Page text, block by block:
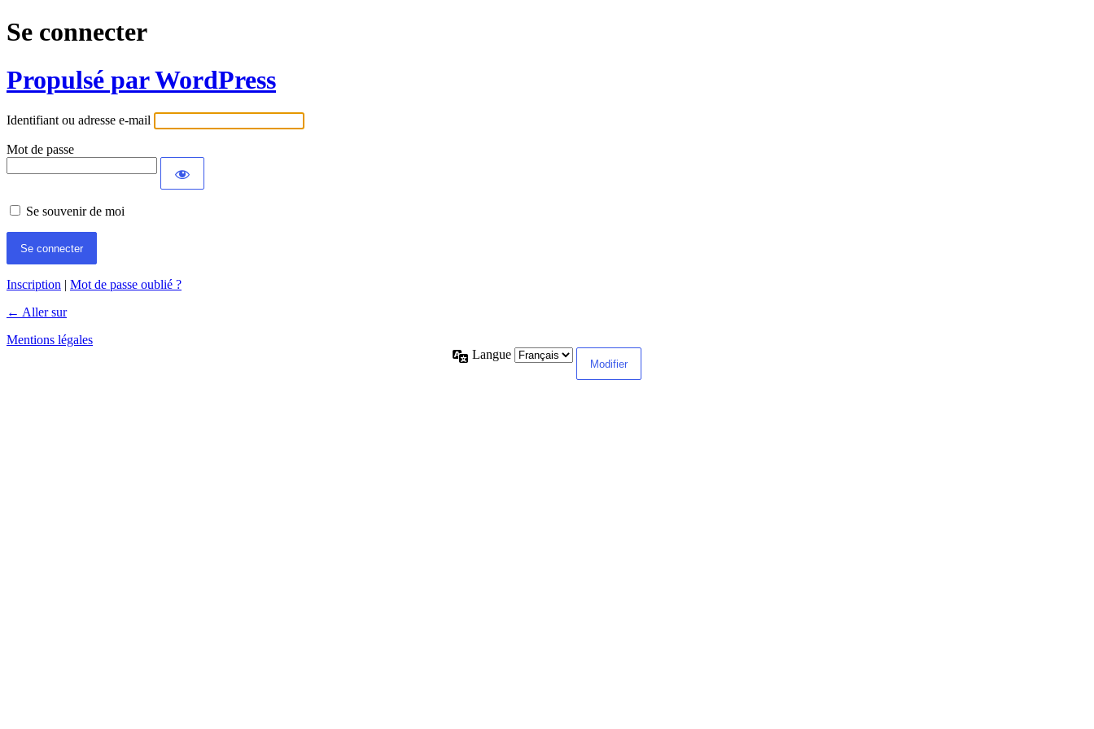
Se connecter
Propulsé par WordPress
Identifiant ou adresse e-mail
Mot de passe
Se souvenir de moi
Inscription | Mot de passe oublié ?
← Aller sur
Mentions légales
Langue